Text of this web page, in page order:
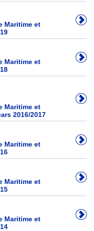
Maritime et
Maritime et
Maritime et
2016/2017
Maritime et
Maritime et
Maritime et